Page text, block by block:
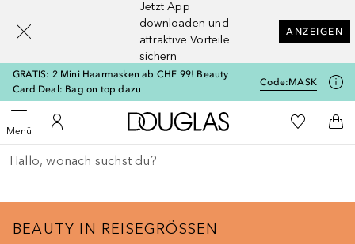
Jetzt App
downloaden und
attraktive Vorteile
sichern
ANZEIGEN
GRATIS: 2 Mini Haarmasken ab CHF 99! Beauty
Card Deal: Bag on top dazu
Code:MASK
MenüMenü öffnenZu Meinem Kundenkonto
Zur Douglas Startseite
Zu Meiner
Gehe zurück
Suche ausführen
BEAUTY IN REISEGRÖSSEN
[navigation.slideout.screenreader]